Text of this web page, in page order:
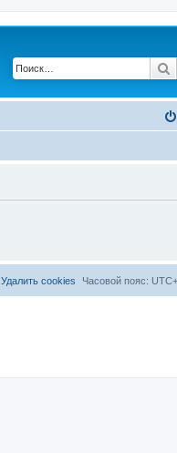
Часовой пояс:
Удалить cookies